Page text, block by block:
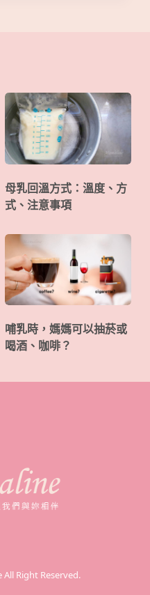
母乳回溫方式：溫度、方
式、注意事項
哺乳時，媽媽可以抽菸或
喝酒、咖啡？
Right Reserved.